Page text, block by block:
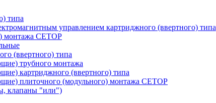
типа
управлением картриджного (ввертного) типа
монтажа CETOP
(ввертного) типа
трубного монтажа
картриджного (ввертного) типа
плиточного (модульного) монтажа CETOP
клапаны "или")